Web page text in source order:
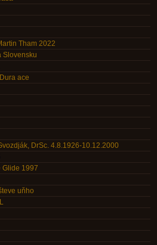
Tham 2022
Slovensku
ace
DrSc. 4.8.1926-10.12.2000
Glide 1997
uňho